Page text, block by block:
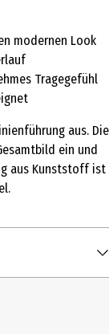
modernen Look
Tragegefühl
aus. Die
ein und
aus Kunststoff ist